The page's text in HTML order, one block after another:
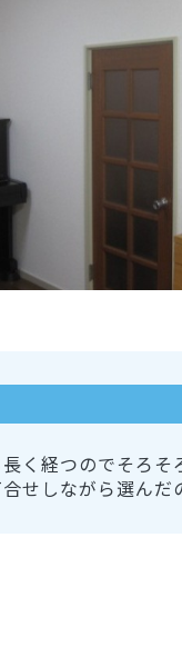
く経つのでそろ
せしながら選んだ